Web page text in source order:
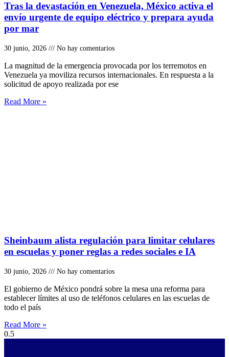
Tras la devastación en Venezuela, México activa el
envío urgente de equipo eléctrico y prepara ayuda
por mar
30 junio, 2026 No hay comentarios
La magnitud de la emergencia provocada por los terremotos en
Venezuela ya moviliza recursos internacionales. En respuesta a la
solicitud de apoyo realizada por ese
Read More »
Sheinbaum alista regulación para limitar celulares
en escuelas y poner reglas a redes sociales e IA
30 junio, 2026 No hay comentarios
El gobierno de México pondrá sobre la mesa una reforma para
establecer límites al uso de teléfonos celulares en las escuelas de
todo el país
Read More »